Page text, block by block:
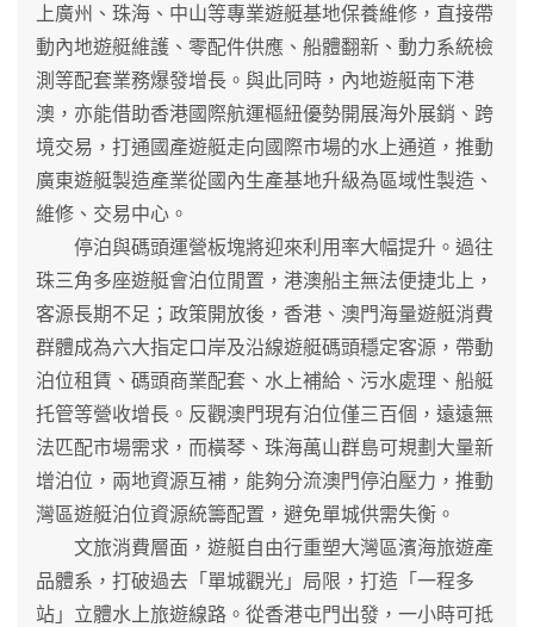
上廣州、珠海、中山等專業遊艇基地保養維修，直接帶
動內地遊艇維護、零配件供應、船體翻新、動力系統檢
測等配套業務爆發增長。與此同時，內地遊艇南下港
澳，亦能借助香港國際航運樞紐優勢開展海外展銷、跨
境交易，打通國產遊艇走向國際市場的水上通道，推動
廣東遊艇製造產業從國內生產基地升級為區域性製造、
維修、交易中心。
停泊與碼頭運營板塊將迎來利用率大幅提升。過往
珠三角多座遊艇會泊位閒置，港澳船主無法便捷北上，
客源長期不足；政策開放後，香港、澳門海量遊艇消費
群體成為六大指定口岸及沿線遊艇碼頭穩定客源，帶動
泊位租賃、碼頭商業配套、水上補給、污水處理、船艇
托管等營收增長。反觀澳門現有泊位僅三百個，遠遠無
法匹配市場需求，而橫琴、珠海萬山群島可規劃大量新
增泊位，兩地資源互補，能夠分流澳門停泊壓力，推動
灣區遊艇泊位資源統籌配置，避免單城供需失衡。
文旅消費層面，遊艇自由行重塑大灣區濱海旅遊產
品體系，打破過去「單城觀光」局限，打造「一程多
站」立體水上旅遊線路。從香港屯門出發，一小時可抵